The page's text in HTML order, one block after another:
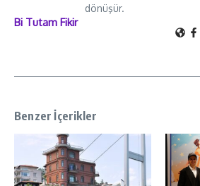
Bi Tutam Fikir
dönüşür.
Benzer İçerikler